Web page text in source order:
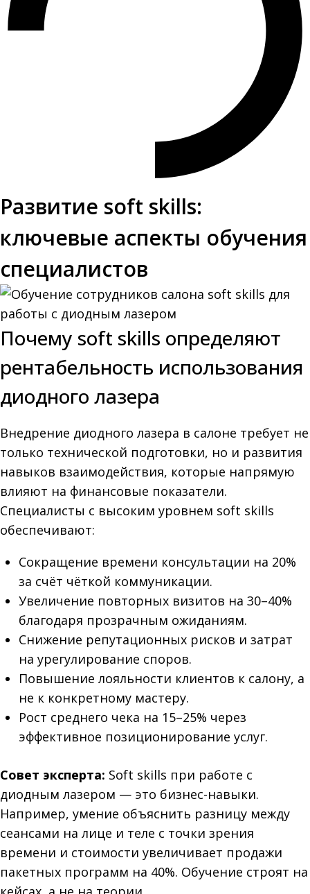
Развитие soft skills:
ключевые аспекты обучения
специалистов
Почему soft skills определяют
рентабельность использования
диодного лазера
Внедрение диодного лазера в салоне требует не
только технической подготовки, но и развития
навыков взаимодействия, которые напрямую
влияют на финансовые показатели.
Специалисты с высоким уровнем soft skills
обеспечивают:
Сокращение времени консультации на 20%
за счёт чёткой коммуникации.
Увеличение повторных визитов на 30–40%
благодаря прозрачным ожиданиям.
Снижение репутационных рисков и затрат
на урегулирование споров.
Повышение лояльности клиентов к салону, а
не к конкретному мастеру.
Рост среднего чека на 15–25% через
эффективное позиционирование услуг.
Совет эксперта: Soft skills при работе с
диодным лазером — это бизнес-навыки.
Например, умение объяснить разницу между
сеансами на лице и теле с точки зрения
времени и стоимости увеличивает продажи
пакетных программ на 40%. Обучение строят на